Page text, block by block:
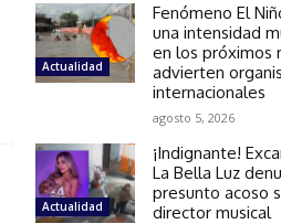
Actualidad
Fenómeno El
una intensidad
en los próximos
advierten
internacionales
agosto 5, 2026
Actualidad
¡Indignante!
La Bella Luz
presunto acoso
director musical